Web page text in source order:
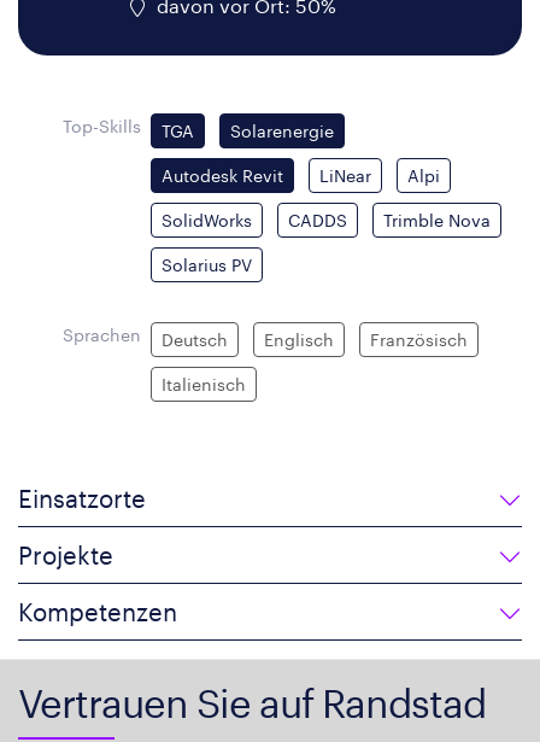
davon vor Ort: 50%
Top-Skills TGA Solarenergie
Autodesk Revit LiNear Alpi
SolidWorks CADDS Trimble Nova
Solarius PV
Sprachen Deutsch Englisch Französisch
Italienisch
Einsatzorte
Projekte
Kompetenzen
Vertrauen Sie auf Randstad